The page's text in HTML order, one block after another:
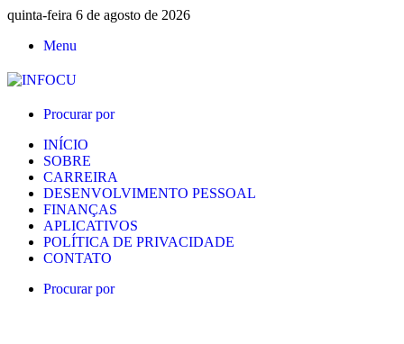
quinta-feira 6 de agosto de 2026
Menu
Procurar por
INÍCIO
SOBRE
CARREIRA
DESENVOLVIMENTO PESSOAL
FINANÇAS
APLICATIVOS
POLÍTICA DE PRIVACIDADE
CONTATO
Procurar por